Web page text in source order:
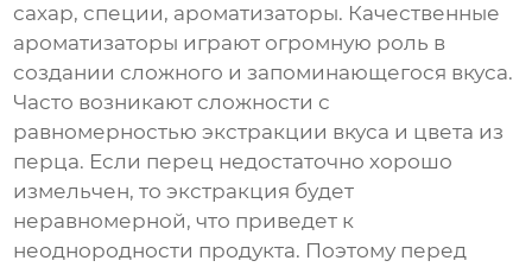
сахар, специи, ароматизаторы. Качественные
ароматизаторы играют огромную роль в
создании сложного и запоминающегося вкуса.
Часто возникают сложности с
равномерностью экстракции вкуса и цвета из
перца. Если перец недостаточно хорошо
измельчен, то экстракция будет
неравномерной, что приведет к
неоднородности продукта. Поэтому перед